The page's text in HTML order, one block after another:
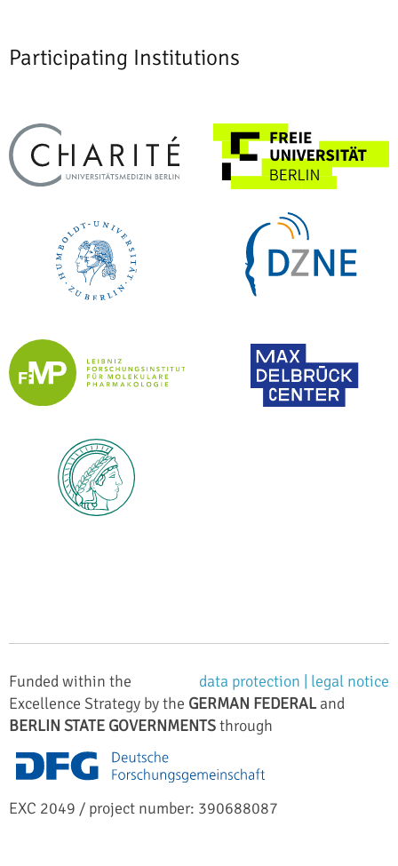
Participating Institutions
legal notice
data protection |
Funded within the
Excellence Strategy by the GERMAN FEDERALand
BERLIN STATE GOVERNMENTSthrough
EXC 2049 / project number: 390688087